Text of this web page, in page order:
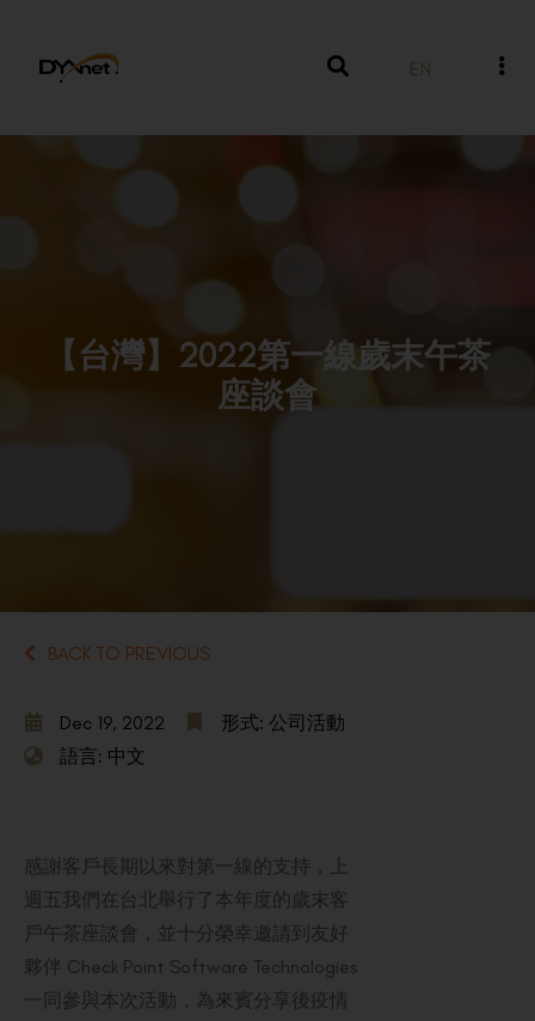
EN
【台灣】2022第一線歲末午茶
座談會
BACK TO PREVIOUS
Dec 19, 2022
語言: 中文
形式: 公司活動
感謝客戶長期以來對第一線的支持，上
週五我們在台北舉行了本年度的歲末客
戶午茶座談會，並十分榮幸邀請到友好
夥伴 Check Point Software Technologies
一同參與本次活動，為來賓分享後疫情